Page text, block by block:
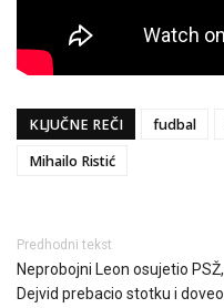
KLJUČNE REČI fudbal
Mihailo Ristić
Predhodni tekst
Neprobojni Leon osujetio PSŽ,
Dejvid prebacio stotku i doveo